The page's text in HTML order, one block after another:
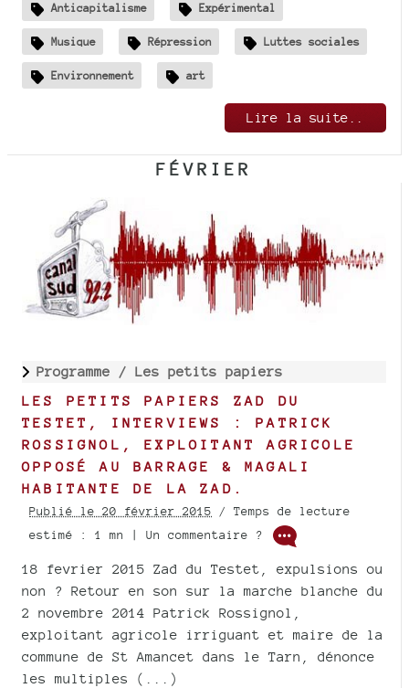
Anticapitalisme Expérimental
Musique Répression Luttes sociales
Environnement art
Lire la suite..
FÉVRIER
Programme / Les petits papiers
LES PETITS PAPIERS ZAD DU
TESTET, INTERVIEWS : PATRICK
ROSSIGNOL, EXPLOITANT AGRICOLE
OPPOSÉ AU BARRAGE & MAGALI
HABITANTE DE LA ZAD.
Publié le 20 février 2015 / Temps de lecture
estimé : 1 mn | Un commentaire ?
18 fevrier 2015 Zad du Testet, expulsions ou
non ? Retour en son sur la marche blanche du
2 novembre 2014 Patrick Rossignol,
exploitant agricole irriguant et maire de la
commune de St Amancet dans le Tarn, dénonce
les multiples (...)